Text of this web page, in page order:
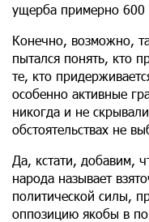
ущерба примерно 600
Конечно, возможно,
пытался понять, кто
те, кто
особенно активные
никогда и не
обстоятельствах не
Да, кстати, добавим,
народа называет
политической силы,
оппозицию якобы в